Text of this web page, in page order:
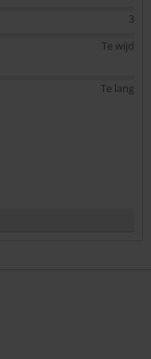
3
Te wijd
Te lang